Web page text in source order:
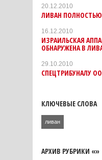
20.12.2010
ЛИВАН
16.12.2010
ИЗРАИЛЬСКАЯ
ОБНАРУЖЕНА В
29.10.2010
СПЕЦТРИБУНАЛУ
КЛЮЧЕВЫЕ СЛОВА
ливан
АРХИВ РУБРИКИ «»